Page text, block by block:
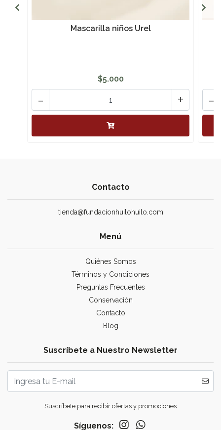
Mascarilla niños Urel
$5.000
+
- -
Contacto
tienda@fundacionhuilohuilo.com
Menú
Quiénes Somos
Términos y Condiciones
Preguntas Frecuentes
Conservación
Contacto
Blog
Suscríbete a Nuestro Newsletter
Suscríbete para recibir ofertas y promociones
Síguenos: